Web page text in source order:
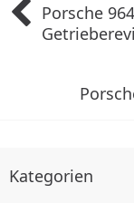
Porsche
Kategorien